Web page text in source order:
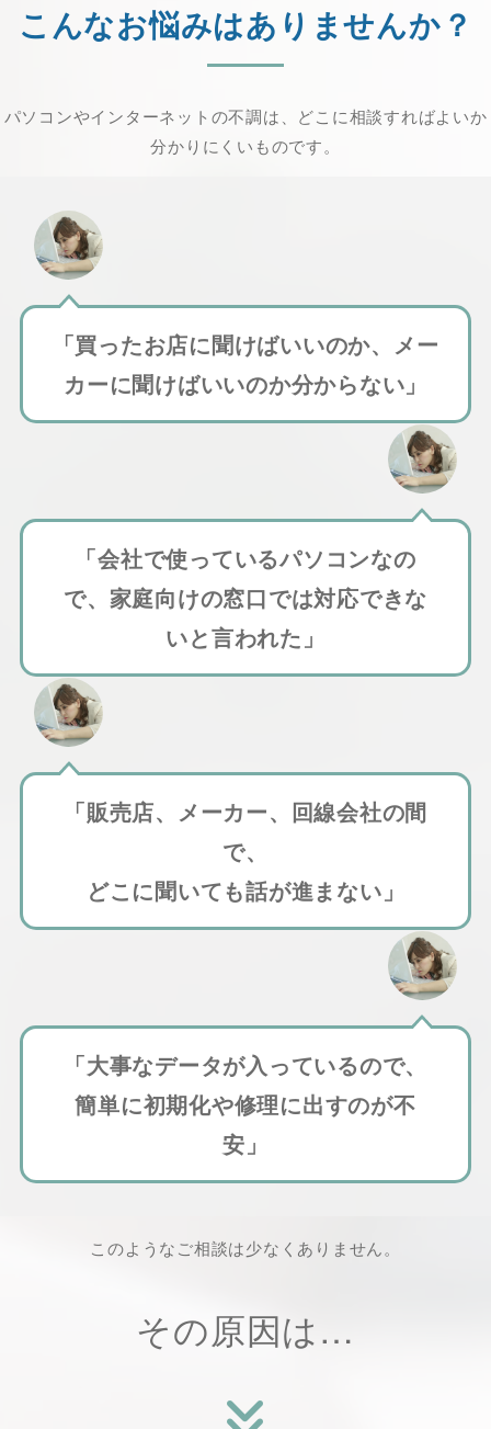
こんなお悩みはありませんか？
パソコンやインターネットの不調は、どこに相談すればよいか
分かりにくいものです。
「買ったお店に聞けばいいのか、メー
カーに聞けばいいのか分からない」
「会社で使っているパソコンなの
で、家庭向けの窓口では対応できな
いと言われた」
「販売店、メーカー、回線会社の間
で、
どこに聞いても話が進まない」
「大事なデータが入っているので、
簡単に初期化や修理に出すのが不
安」
このようなご相談は少なくありません。
その原因は…